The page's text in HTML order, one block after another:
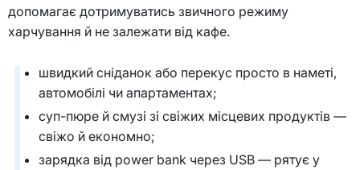
допомагає дотримуватись звичного режиму
харчування й не залежати від кафе.
швидкий сніданок або перекус просто в наметі,
автомобілі чи апартаментах;
суп-пюре й смузі зі свіжих місцевих продуктів —
свіжо й економно;
зарядка від power bank через USB — рятує у